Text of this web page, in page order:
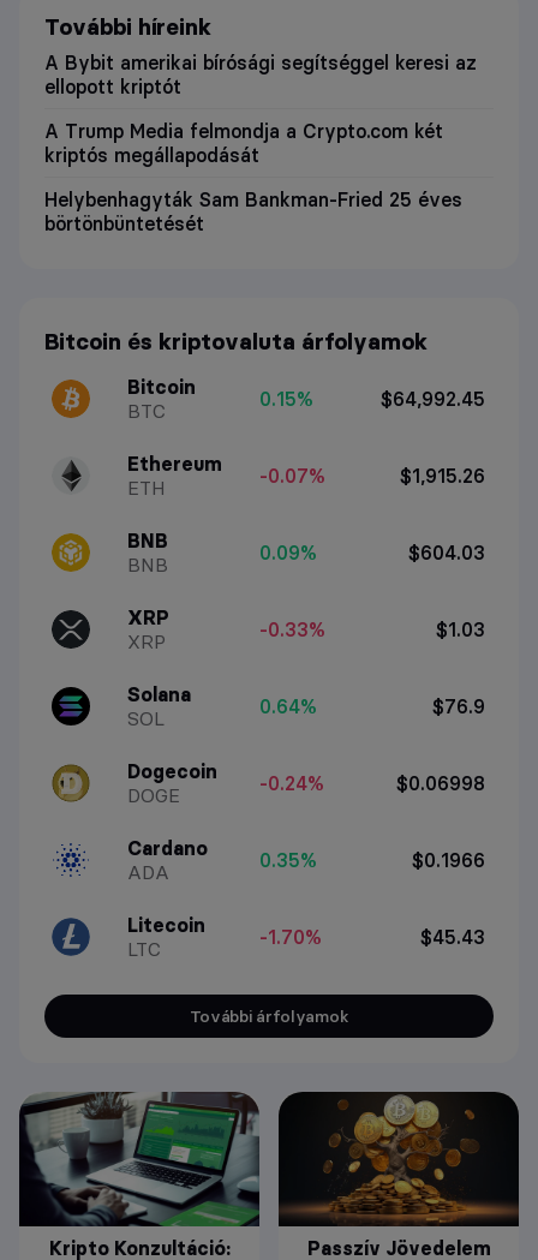
További híreink
A Bybit amerikai bírósági segítséggel keresi az
ellopott kriptót
A Trump Media felmondja a Crypto.com két
kriptós megállapodását
Helybenhagyták Sam Bankman-Fried 25 éves
börtönbüntetését
Bitcoin és kriptovaluta árfolyamok
Bitcoin
BTC
0.15% $64,992.45
Ethereum
ETH
-0.07% $1,915.26
BNB
BNB
0.09% $604.03
XRP
XRP
-0.33% $1.03
Solana
SOL
0.64% $76.9
Dogecoin
DOGE
-0.24% $0.06998
Cardano
ADA
0.35% $0.1966
Litecoin
LTC
-1.70% $45.43
További árfolyamok
Kripto Konzultáció: Passzív Jövedelem